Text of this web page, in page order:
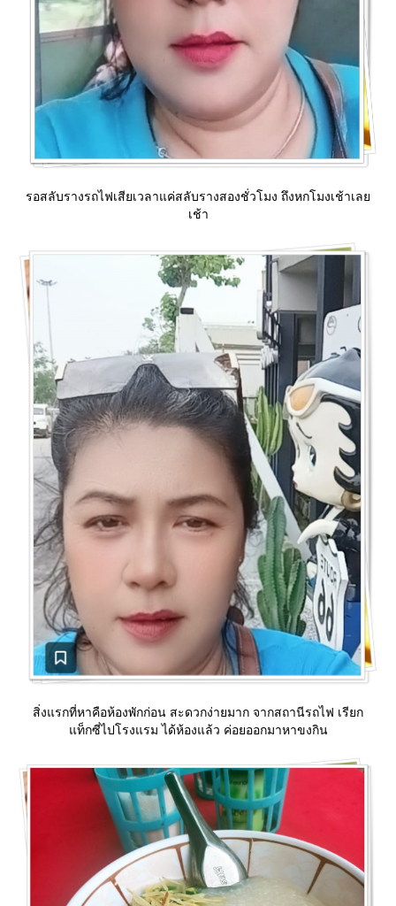
รอสลับรางรถไฟเสียเวลาแค่สลับรางสองชั่วโมง ถึงหกโมงเช้าเล
เช้า
สิ่งแรกที่หาคือห้องพักก่อน สะดวกง่ายมาก จากสถานีรถไฟ เรียก
ท็กซี่ไปโรงแรม ได้ห้องแล้ว ค่อยออกมาหาขงกิน